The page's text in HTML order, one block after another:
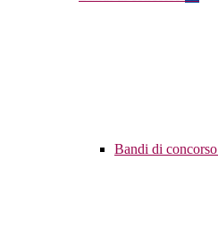
Bandi di concorso